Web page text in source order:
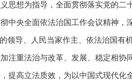
思想为指导，全面贯彻落实党的
中央全面依法治国工作会议精神，
领导、人民当家作主、依法治国
注重法治与改革、发展、稳定相
提高立法质效，为以中国式现代